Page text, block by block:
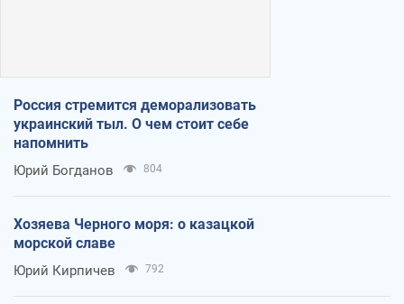
Россия стремится деморализовать
украинский тыл. О чем стоит себе
напомнить
Юрий Богданов 804
Хозяева Черного моря: о казацкой
морской славе
Юрий Кирпичев 792